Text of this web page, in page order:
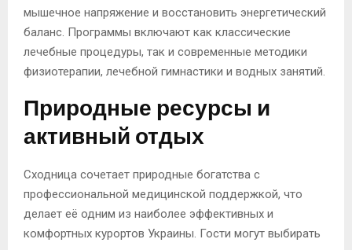
мышечное напряжение и восстановить энергетический
баланс. Программы включают как классические
лечебные процедуры, так и современные методики
физиотерапии, лечебной гимнастики и водных занятий.
Природные ресурсы и
активный отдых
Сходница сочетает природные богатства с
профессиональной медицинской поддержкой, что
делает её одним из наиболее эффективных и
комфортных курортов Украины. Гости могут выбирать